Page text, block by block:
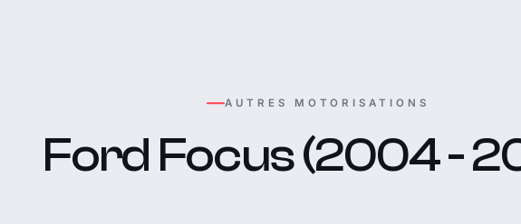
AUTRES MOTORISATIONS
Ford Focus (2004 -